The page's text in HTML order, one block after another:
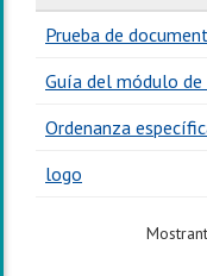
Prueba de
Guía del módulo de
Ordenanza
logo